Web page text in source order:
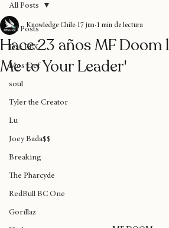
All Posts
Das EFX
Mos Def
soul
Tyler the Creator
Lu
Joey Bada$$
Breaking
The Pharcyde
RedBull BC One
All Posts
Hace 23 años MF Doom
Me to Your Leader'
Knowledge Chile 1 min de lectura